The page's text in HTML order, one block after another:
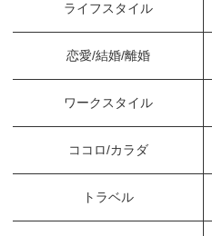
ライフスタイル
恋愛/結婚/離婚
ワークスタイル
ココロ/カラダ
トラベル